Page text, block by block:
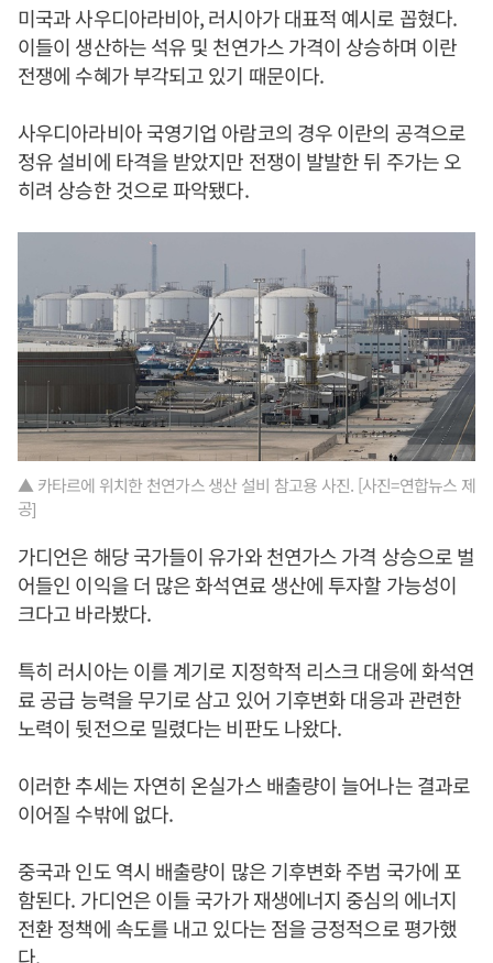
미국과 사우디아라비아, 러시아가 대표적 예시로 꼽혔다.
이들이 생산하는 석유 및 천연가스 가격이 상승하며 이란
전쟁에 수혜가 부각되고 있기 때문이다.
사우디아라비아 국영기업 아람코의 경우 이란의 공격으로
정유 설비에 타격을 받았지만 전쟁이 발발한 뒤 주가는 오
히려 상승한 것으로 파악됐다.
▲ 카타르에 위치한 천연가스 생산 설비 참고용 사진. [사진=연합뉴스 제
공]
가디언은 해당 국가들이 유가와 천연가스 가격 상승으로 벌
어들인 이익을 더 많은 화석연료 생산에 투자할 가능성이
크다고 바라봤다.
특히 러시아는 이를 계기로 지정학적 리스크 대응에 화석연
료 공급 능력을 무기로 삼고 있어 기후변화 대응과 관련한
노력이 뒷전으로 밀렸다는 비판도 나왔다.
이러한 추세는 자연히 온실가스 배출량이 늘어나는 결과로
이어질 수밖에 없다.
중국과 인도 역시 배출량이 많은 기후변화 주범 국가에 포
함된다. 가디언은 이들 국가가 재생에너지 중심의 에너지
전환 정책에 속도를 내고 있다는 점을 긍정적으로 평가했
다.